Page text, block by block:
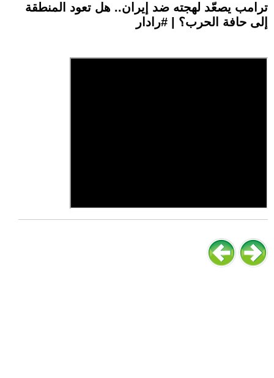
ترامب يصعّد لهجته ضد إيران.. هل تعود المنطقة
إلى حافة الحرب؟ | #رادار